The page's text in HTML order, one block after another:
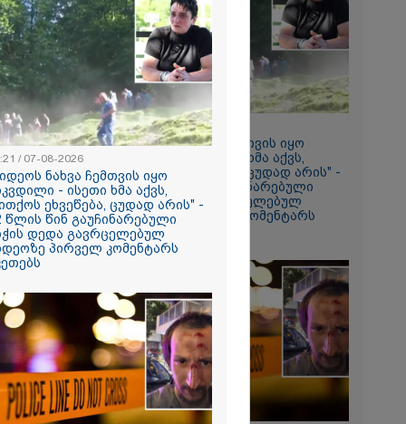
1641.00
18:21 / 07-08-2026
"ვიდეოს ნახვა ჩემთვის იყო
სიკვდილი - ისეთი ხმა აქვს,
თითქოს ეხვეწება, ცუდად არის" -
12 წლის წინ გაუჩინარებული
ბიჭის დედა გავრცელებულ
ვიდეოზე პირველ კომენტარს
აკეთებს
/ 07-08-2026
ნახვა ჩემთვის იყო
- ისეთი ხმა აქვს,
ეხვეწება, ცუდად არის" -
წლის წინ გაუჩინარებული
დედა გავრცელებულ
პირველ კომენტარს